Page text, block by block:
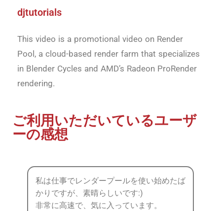
djtutorials
This video is a promotional video on Render
Pool, a cloud-based render farm that specializes
in Blender Cycles and AMD’s Radeon ProRender
rendering.
ご利用いただいているユーザ
ーの感想
私は仕事でレンダープールを使い始めたば
かりですが、素晴らしいです:)
非常に高速で、気に入っています。